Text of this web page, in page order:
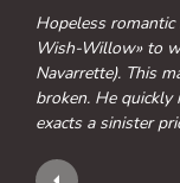
Hopeless romantic
Wish-Willow» to
Navarrette). This
broken. He
exacts a sinister